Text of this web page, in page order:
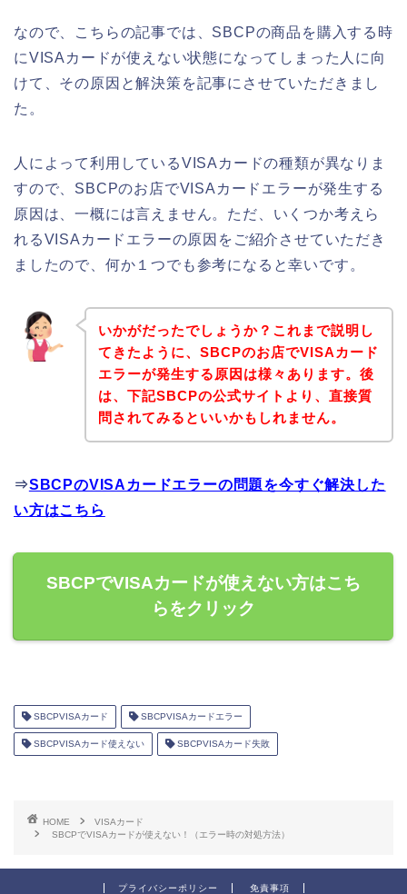
なので、こちらの記事では、SBCPの商品を購入する時
にVISAカードが使えない状態になってしまった人に向
けて、その原因と解決策を記事にさせていただきまし
た。
人によって利用しているVISAカードの種類が異なりま
すので、SBCPのお店でVISAカードエラーが発生する
原因は、一概には言えません。ただ、いくつか考えら
れるVISAカードエラーの原因をご紹介させていただき
ましたので、何か１つでも参考になると幸いです。
いかがだったでしょうか？これまで説明し
てきたように、SBCPのお店でVISAカード
エラーが発生する原因は様々あります。後
は、下記SBCPの公式サイトより、直接質
問されてみるといいかもしれません。
⇒SBCPのVISAカードエラーの問題を今すぐ解決した
い方はこちら
SBCPでVISAカードが使えない方はこち
らをクリック
SBCPVISAカード SBCPVISAカードエラー
SBCPVISAカード使えない SBCPVISAカード失敗
HOME
VISAカード
SBCPでVISAカードが使えない！（エラー時の対処方法）
プライバシーポリシー 免責事項